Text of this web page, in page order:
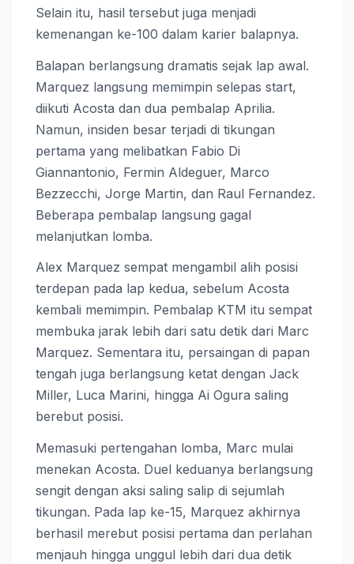
Selain itu, hasil tersebut juga menjadi
kemenangan ke-100 dalam karier balapnya.
Balapan berlangsung dramatis sejak lap awal.
Marquez langsung memimpin selepas start,
diikuti Acosta dan dua pembalap Aprilia.
Namun, insiden besar terjadi di tikungan
pertama yang melibatkan Fabio Di
Giannantonio, Fermin Aldeguer, Marco
Bezzecchi, Jorge Martin, dan Raul Fernandez.
Beberapa pembalap langsung gagal
melanjutkan lomba.
Alex Marquez sempat mengambil alih posisi
terdepan pada lap kedua, sebelum Acosta
kembali memimpin. Pembalap KTM itu sempat
membuka jarak lebih dari satu detik dari Marc
Marquez. Sementara itu, persaingan di papan
tengah juga berlangsung ketat dengan Jack
Miller, Luca Marini, hingga Ai Ogura saling
berebut posisi.
Memasuki pertengahan lomba, Marc mulai
menekan Acosta. Duel keduanya berlangsung
sengit dengan aksi saling salip di sejumlah
tikungan. Pada lap ke-15, Marquez akhirnya
berhasil merebut posisi pertama dan perlahan
menjauh hingga unggul lebih dari dua detik